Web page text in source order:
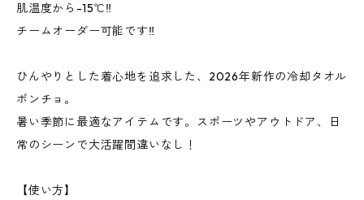
肌温度から-15℃‼︎
チームオーダー可能です‼︎
ひんやりとした着心地を追求した、2026年新作の冷却タオル
ポンチョ。
暑い季節に最適なアイテムです。スポーツやアウトドア、日
常のシーンで大活躍間違いなし！
【使い方】